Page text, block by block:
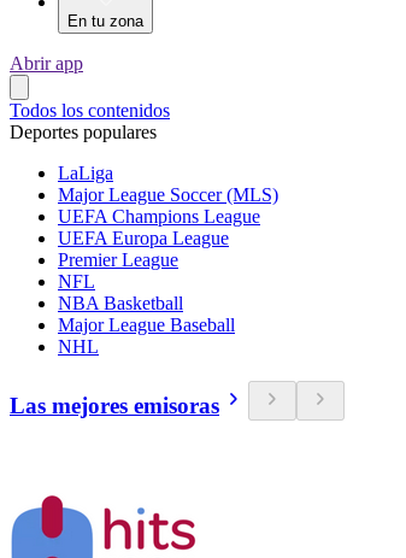
En tu zona
Abrir app
Todos los contenidos
Deportes populares
LaLiga
Major League Soccer (MLS)
UEFA Champions League
UEFA Europa League
Premier League
NFL
NBA Basketball
Major League Baseball
NHL
Las mejores emisoras